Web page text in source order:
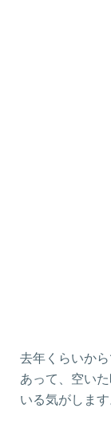
去年くらいか
あって、空い
いる気がします